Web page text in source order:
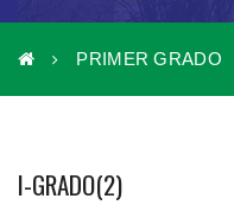
PRIMER GRADO
I-GRADO(2)